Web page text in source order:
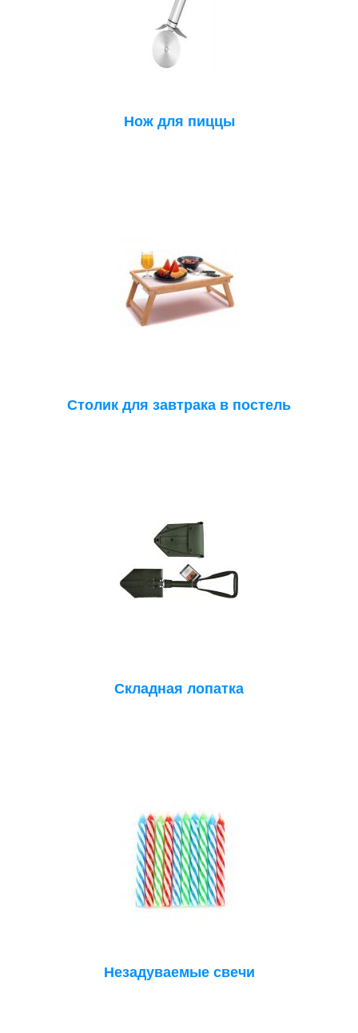
Нож для пиццы
Столик для завтрака в постель
Складная лопатка
Незадуваемые свечи